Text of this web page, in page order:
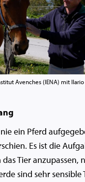
Avenches (IENA) mit Ilario
ein Pferd
Es ist die
das Tier anzupassen,
sind sehr sensible